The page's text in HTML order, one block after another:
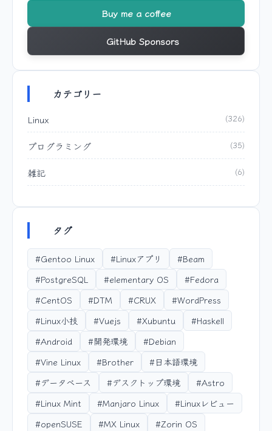
Buy me a coffee
GitHub Sponsors
カテゴリー
Linux (326)
プログラミング (35)
雑記 (6)
タグ
#Gentoo Linux #Linuxアプリ
#Beam
#PostgreSQL
#elementary OS
#Fedora
#CentOS
#DTM #CRUX
#WordPress
#Linux小技
#Vuejs #Xubuntu
#Haskell
#Android
#開発環境
#Debian
#Vine Linux
#Brother
#日本語環境
#データベース
#デスクトップ環境
#Astro
#Linux Mint
#Manjaro Linux
#Linuxレビュー
#openSUSE
#MX Linux #Zorin OS